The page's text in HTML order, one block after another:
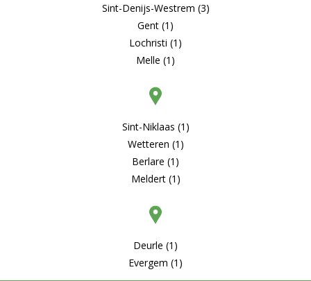
Sint-Denijs-Westrem (3)
Gent (1)
Lochristi (1)
Melle (1)
Sint-Niklaas (1)
Wetteren (1)
Berlare (1)
Meldert (1)
Deurle (1)
Evergem (1)